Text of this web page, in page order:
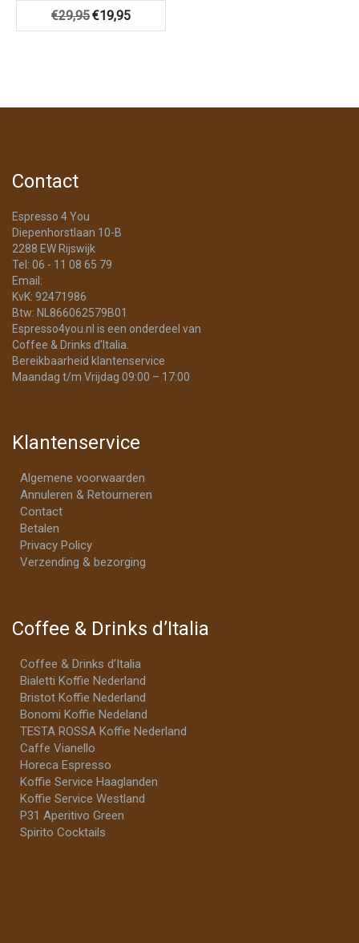
€29,95 Oorspronkelijke
prijs
€19,95Huidige
Contact
Espresso 4 You
Diepenhorstlaan 10-B
2288 EW Rijswijk
Tel: 06 - 11 08 65 79
Email:
KvK: 92471986
Btw: NL866062579B01
Espresso4you.nl is een onderdeel van
Coffee & Drinks d’Italia.
Bereikbaarheid klantenservice
Maandag t/m Vrijdag 09:00 – 17:00
Klantenservice
Algemene voorwaarden
Annuleren & Retourneren
Contact
Betalen
Privacy Policy
Verzending & bezorging
Coffee & Drinks d’Italia
Coffee & Drinks d’Italia
Bialetti Koffie Nederland
Bristot Koffie Nederland
Bonomi Koffie Nedeland
TESTA ROSSA Koffie Nederland
Caffe Vianello
Horeca Espresso
Koffie Service Haaglanden
Koffie Service Westland
P31 Aperitivo Green
Spirito Cocktails